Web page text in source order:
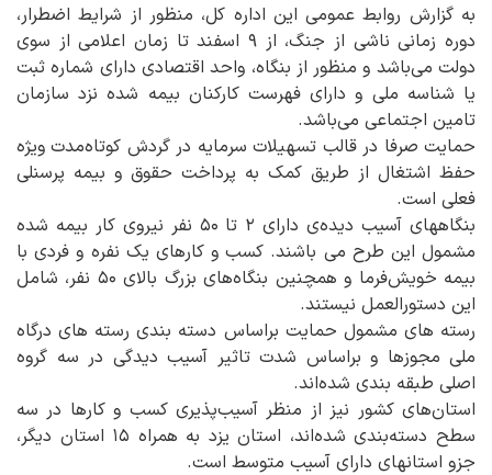
به گزارش روابط عمومی این اداره کل، منظور از شرایط اضطرار،
دوره زمانی ناشی از جنگ، از ۹ اسفند تا زمان اعلامی از سوی
دولت می‌باشد و منظور از بنگاه، واحد اقتصادی دارای شماره ثبت
یا شناسه ملی و دارای فهرست کارکنان بیمه شده نزد سازمان
تامین اجتماعی می‌باشد.
حمایت صرفا در قالب تسهیلات سرمایه در گردش کوتاه‌مدت ویژه
حفظ اشتغال از طریق کمک به پرداخت حقوق و بیمه پرسنلی
فعلی است.
بنگاههای آسیب دیده‌ی دارای ۲ تا ۵۰ نفر نیروی کار بیمه شده
مشمول این طرح می باشند. کسب و کارهای یک نفره و فردی با
بیمه خویش‌فرما و همچنین بنگاه‌های بزرگ بالای ۵۰ نفر، شامل
این دستورالعمل نیستند.
رسته های مشمول حمایت براساس دسته بندی رسته های درگاه
ملی مجوزها و براساس شدت تاثیر آسیب دیدگی در سه گروه
اصلی طبقه بندی شده‌اند.
استان‌های کشور نیز از منظر آسیب‌پذیری کسب و کارها در سه
سطح دسته‌بندی شده‌اند، استان یزد به همراه ۱۵ استان دیگر،
جزو استانهای دارای آسیب متوسط است.